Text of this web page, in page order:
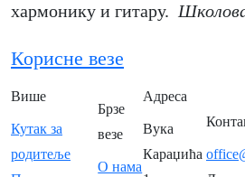
хармонику и гитару.
Корисне везе
Више
Кутак за
родитеље
Брзе
везе
О нама
Адреса
Вука
Караџића